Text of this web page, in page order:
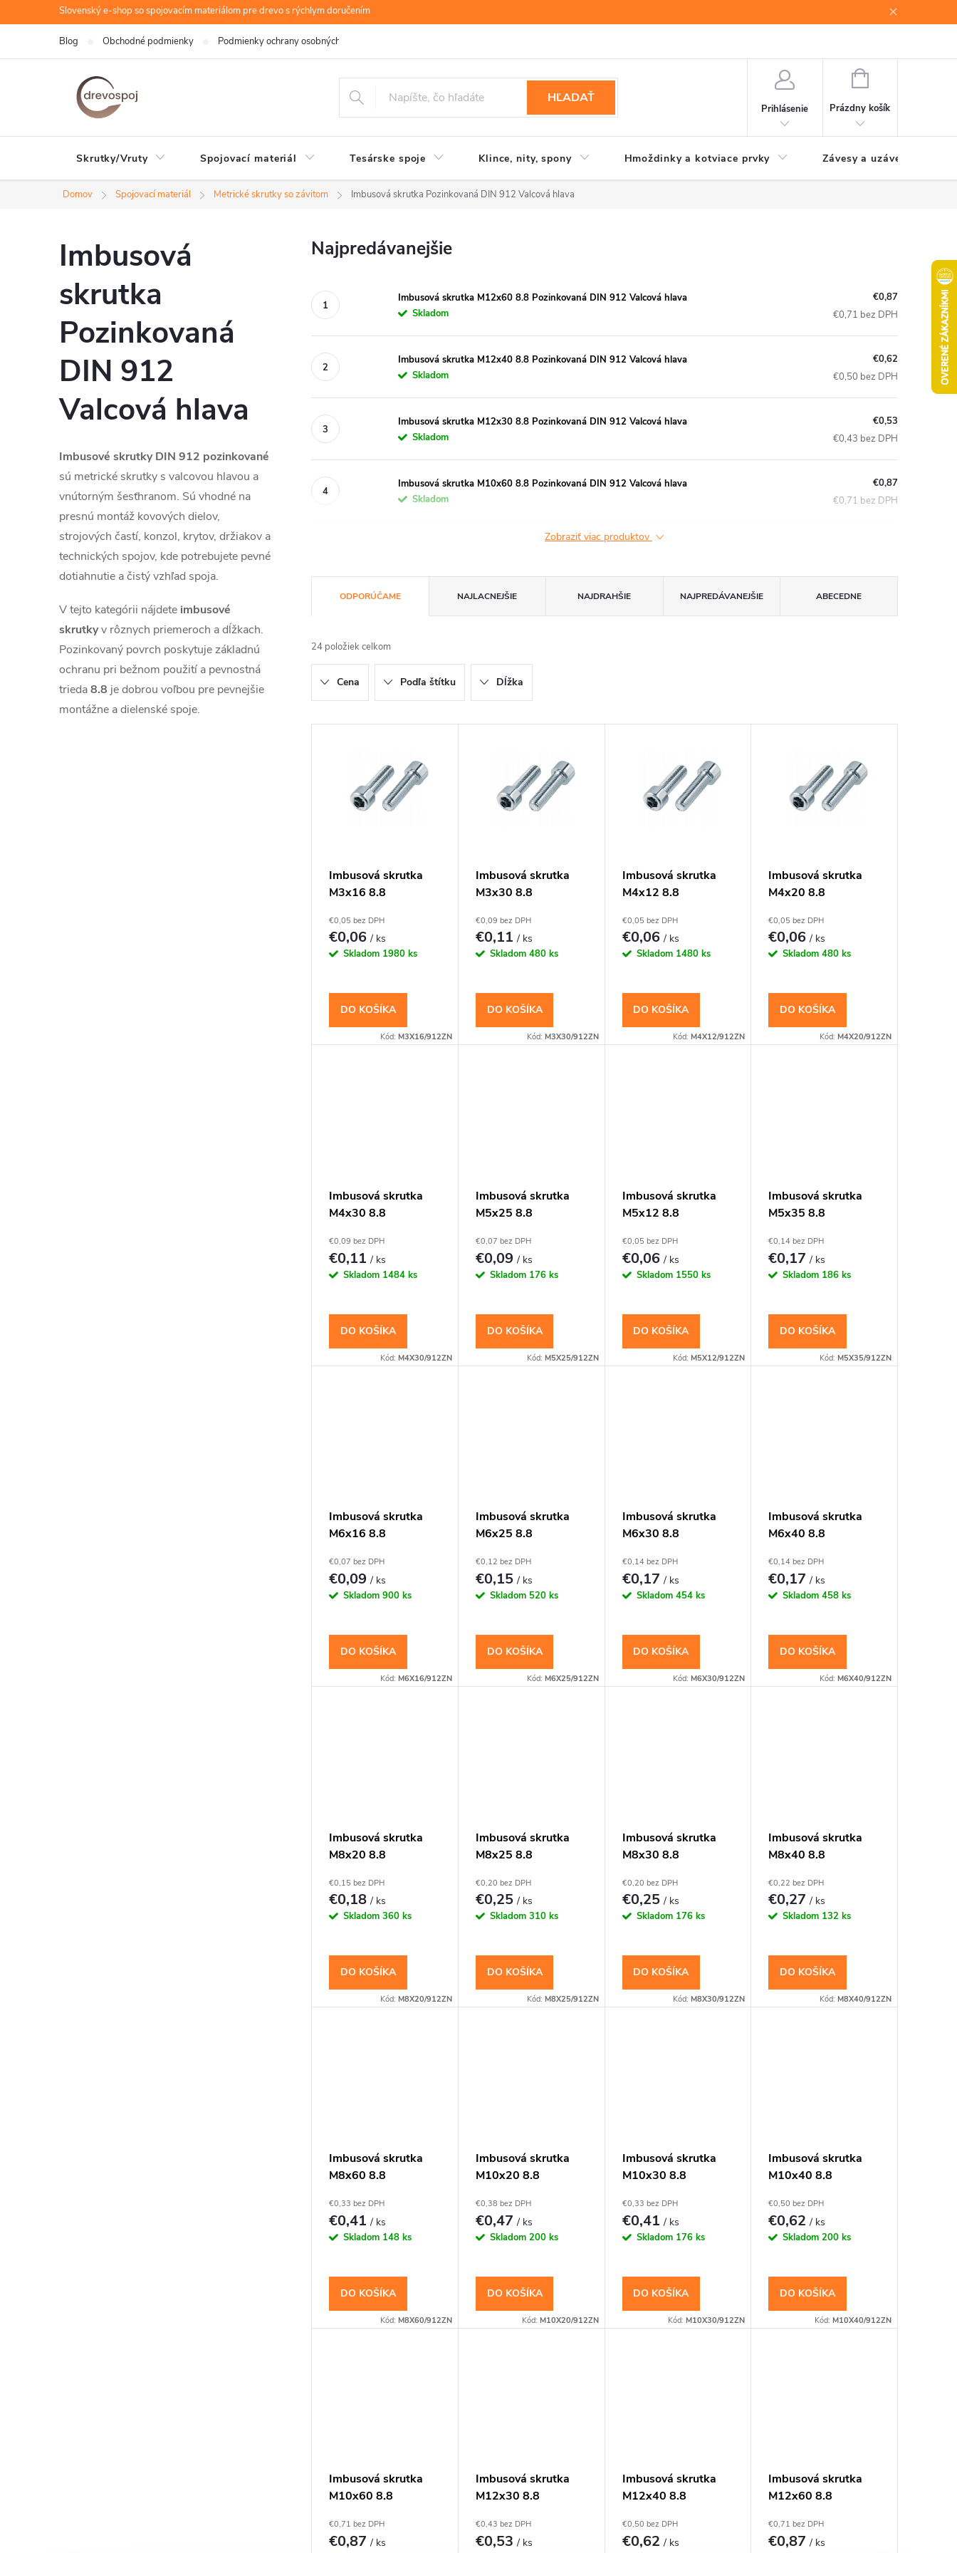
na
Slovenský e-shop so spojovacím materiálom pre drevo s rýchlym doručením
Blog Obchodné podmienky Podmienky ochrany osobných údajov
HĽADAŤ
Prihlásenie
NÁKUPNÝ
Prázdny košík
Skrutky/Vruty Spojovací materiál Tesárske spoje Klince, nity, spony Hmoždinky a kotviace prvky Závesy a uzávery brán
Domov Spojovací materiál Metrické skrutky so závitom Imbusová skrutka Pozinkovaná DIN 912 Valcová hlava
Imbusová
skrutka
Pozinkovaná
DIN 912
Valcová hlava
Imbusové skrutky DIN 912 pozinkované
sú metrické skrutky s valcovou hlavou a
vnútorným šesťhranom. Sú vhodné na
presnú montáž kovových dielov,
strojových častí, konzol, krytov, držiakov a
technických spojov, kde potrebujete pevné
dotiahnutie a čistý vzhľad spoja.
V tejto kategórii nájdete imbusové
skrutkyv rôznych priemeroch a dĺžkach.
Pozinkovaný povrch poskytuje základnú
ochranu pri bežnom použití a pevnostná
trieda8.8 je dobrou voľbou pre pevnejšie
montážne a dielenské spoje.
Najpredávanejšie
Imbusová skrutka M12x60 8.8 Pozinkovaná DIN 912 Valcová hlava
Skladom
€0,87
€0,71 bez DPH
Imbusová skrutka M12x40 8.8 Pozinkovaná DIN 912 Valcová hlava
Skladom
€0,62
€0,50 bez DPH
Imbusová skrutka M12x30 8.8 Pozinkovaná DIN 912 Valcová hlava
Skladom
€0,53
€0,43 bez DPH
Imbusová skrutka M10x60 8.8 Pozinkovaná DIN 912 Valcová hlava
Skladom
€0,87
€0,71 bez DPH
Zobraziť viac produktov
a
d
e
n
t
ODPORÚČAME NAJLACNEJŠIE NAJDRAHŠIE NAJPREDÁVANEJŠIE ABECEDNE
24 položiek celkom
Cena Podľa štítku Dĺžka
Imbusová skrutka
M3x16 8.8
912 Valcová hlava
€0,05 bez DPH
€0,06/ ks
Skladom 1980 ks
DO KOŠÍKA
Kód: M3X16/912ZN
Imbusová skrutka
M3x30 8.8
912 Valcová hlava
€0,09 bez DPH
€0,11/ ks
Skladom 480 ks
DO KOŠÍKA
Kód: M3X30/912ZN
Imbusová skrutka
M4x12 8.8
912 Valcová hlava
€0,05 bez DPH
€0,06/ ks
Skladom 1480 ks
DO KOŠÍKA
Kód: M4X12/912ZN
Imbusová skrutka
M4x20 8.8
912 Valcová hlava
€0,05 bez DPH
€0,06/ ks
Skladom480 ks
DO KOŠÍKA
Kód: M4X20/912ZN
Imbusová skrutka
M4x30 8.8
912 Valcová hlava
€0,09 bez DPH
€0,11/ ks
Skladom 1484 ks
DO KOŠÍKA
Kód: M4X30/912ZN
Imbusová skrutka
M5x25 8.8
912 Valcová hlava
€0,07 bez DPH
€0,09/ ks
Skladom 176 ks
DO KOŠÍKA
Kód: M5X25/912ZN
Imbusová skrutka
M5x12 8.8
912 Valcová hlava
€0,05 bez DPH
€0,06/ ks
Skladom 1550 ks
DO KOŠÍKA
Kód: M5X12/912ZN
Imbusová skrutka
M5x35 8.8
912 Valcová hlava
€0,14 bez DPH
€0,17/ ks
Skladom 186 ks
DO KOŠÍKA
Kód: M5X35/912ZN
Imbusová skrutka
M6x16 8.8
912 Valcová hlava
€0,07 bez DPH
€0,09/ ks
Skladom 900 ks
DO KOŠÍKA
Kód: M6X16/912ZN
Imbusová skrutka
M6x25 8.8
912 Valcová hlava
€0,12 bez DPH
€0,15/ ks
Skladom 520 ks
DO KOŠÍKA
Kód: M6X25/912ZN
Imbusová skrutka
M6x30 8.8
912 Valcová hlava
€0,14 bez DPH
€0,17/ ks
Skladom 454 ks
DO KOŠÍKA
Kód: M6X30/912ZN
Imbusová skrutka
M6x40 8.8
912 Valcová hlava
€0,14 bez DPH
€0,17/ ks
Skladom458 ks
DO KOŠÍKA
Kód: M6X40/912ZN
Imbusová skrutka
M8x20 8.8
912 Valcová hlava
€0,15 bez DPH
€0,18/ ks
Skladom 360 ks
DO KOŠÍKA
Kód: M8X20/912ZN
Imbusová skrutka
M8x25 8.8
912 Valcová hlava
€0,20 bez DPH
€0,25/ ks
Skladom 310 ks
DO KOŠÍKA
Kód: M8X25/912ZN
Imbusová skrutka
M8x30 8.8
912 Valcová hlava
€0,20 bez DPH
€0,25/ ks
Skladom 176 ks
DO KOŠÍKA
Kód: M8X30/912ZN
Imbusová skrutka
M8x40 8.8
912 Valcová hlava
€0,22 bez DPH
€0,27/ ks
Skladom 132 ks
DO KOŠÍKA
Kód: M8X40/912ZN
Imbusová skrutka
M8x60 8.8
912 Valcová hlava
€0,33 bez DPH
€0,41/ ks
Skladom 148 ks
DO KOŠÍKA
Kód: M8X60/912ZN
Imbusová skrutka
M10x20 8.8
912 Valcová hlava
€0,38 bez DPH
€0,47/ ks
Skladom 200 ks
DO KOŠÍKA
Kód: M10X20/912ZN
Imbusová skrutka
M10x30 8.8
912 Valcová hlava
€0,33 bez DPH
€0,41/ ks
Skladom 176 ks
DO KOŠÍKA
Kód: M10X30/912ZN
Imbusová skrutka
M10x40 8.8
912 Valcová hlava
€0,50 bez DPH
€0,62/ ks
Skladom200 ks
DO KOŠÍKA
Kód: M10X40/912ZN
Imbusová skrutka
M10x60 8.8
912 Valcová hlava
€0,71 bez DPH
€0,87/ ks
Imbusová skrutka
M12x30 8.8
912 Valcová hlava
€0,43 bez DPH
€0,53/ ks
Imbusová skrutka
M12x40 8.8
912 Valcová hlava
€0,50 bez DPH
€0,62/ ks
Imbusová skrutka
M12x60 8.8
912 Valcová hlava
€0,71 bez DPH
€0,87/ ks